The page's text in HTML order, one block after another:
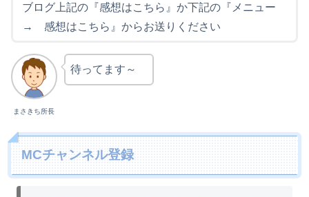
ブログ上記の『感想はこちら』か下記の『メニュー
→ 感想はこちら』からお送りください
まさきち所長
待ってます～
MCチャンネル登録